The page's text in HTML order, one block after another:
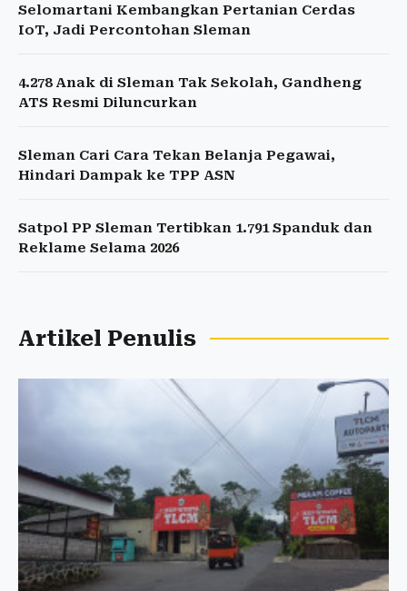
Selomartani Kembangkan Pertanian Cerdas
IoT, Jadi Percontohan Sleman
4.278 Anak di Sleman Tak Sekolah, Gandheng
ATS Resmi Diluncurkan
Sleman Cari Cara Tekan Belanja Pegawai,
Hindari Dampak ke TPP ASN
Satpol PP Sleman Tertibkan 1.791 Spanduk dan
Reklame Selama 2026
Artikel Penulis